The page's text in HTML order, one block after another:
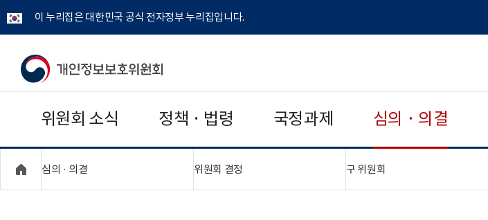
이 누리집은 대한민국 공식 전자정부 누리집입니다.
개
보
보
위원회 소식 정책 · 법령 국정과제 심의 · 의결
심의 · 의결 위원회 결정 구 위원회